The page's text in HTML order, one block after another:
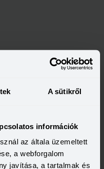
A sütikről
információk
az általa üzemeltett
a webforgalom
javítása, a tartalmak és